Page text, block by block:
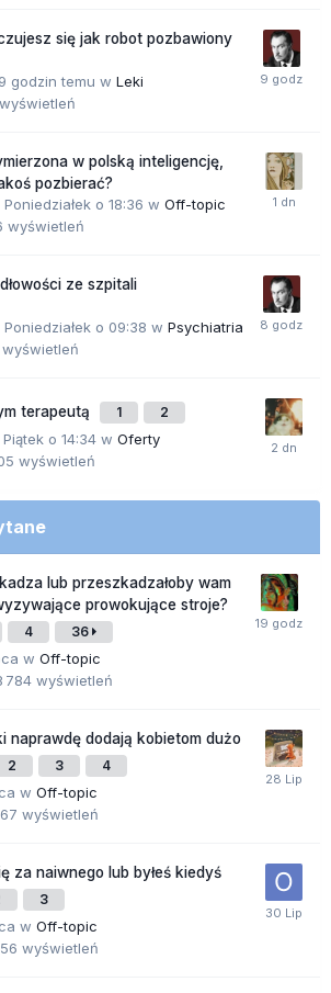
się jak robot pozbawiony
godzin temu w Leki
wyświetleń
w polską inteligencję,
pozbierać?
Poniedziałek o 18:36 w Off-topic
wyświetleń
ze szpitali
Poniedziałek o 09:38 w Psychiatria
wyświetleń
terapeutą 1 2
Piątek o 14:34 w Oferty
wyświetleń
lub przeszkadzałoby wam
prowokujące stroje?
4 36
w Off-topic
784 wyświetleń
naprawdę dodają kobietom dużo
2 3 4
w Off-topic
wyświetleń
za naiwnego lub byłeś kiedyś
3
w Off-topic
wyświetleń